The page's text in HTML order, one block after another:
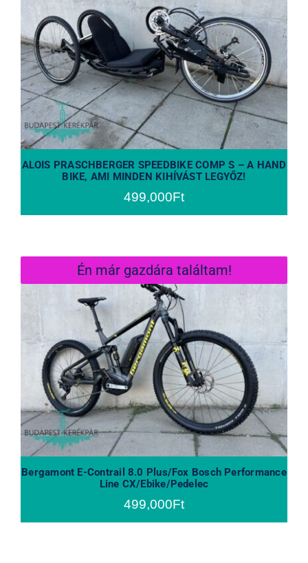
ALOIS PRASCHBERGER SPEEDBIKE
COMP S – A HAND BIKE, AMI
MINDEN KIHÍVÁST LEGYŐZ!
ALOIS PRASCHBERGER SPEEDBIKE COMP S – A HAND
BIKE, AMI MINDEN KIHÍVÁST LEGYŐZ!
499,000Ft
Én már gazdára találtam!
Bergamont E-Contrail 8.0 Plus/Fox
Bosch Performance Line
CX/Ebike/Pedelec
Bergamont E-Contrail 8.0 Plus/Fox Bosch Performance
Line CX/Ebike/Pedelec
499,000Ft